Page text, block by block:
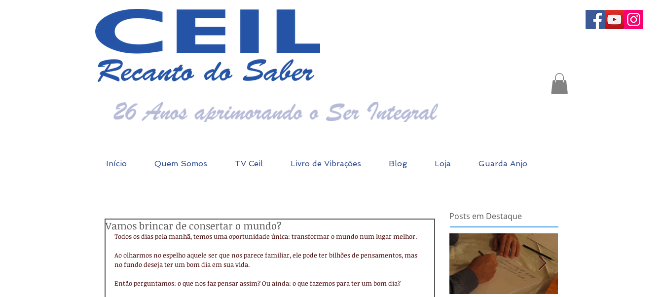
Início Quem Somos TV Ceil Livro de Vibrações Blog Loja Guarda Anjo
Vamos brincar de consertar o mundo?
Todos os dias pela manhã, temos uma oportunidade única: transformar o mundo num lugar melhor.
Ao olharmos no espelho aquele ser que nos parece familiar, ele pode ter bilhões de pensamentos, mas
no fundo deseja ter um bom dia em sua vida.
Então perguntamos: o que nos faz pensar assim? Ou ainda: o que fazemos para ter um bom dia?
Posts em Destaque